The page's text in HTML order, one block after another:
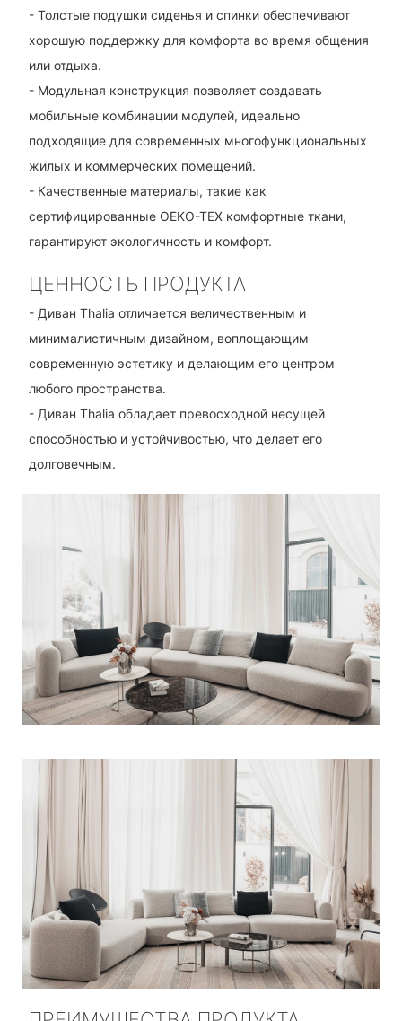
- Толстые подушки сиденья и спинки обеспечивают
хорошую поддержку для комфорта во время общения
или отдыха.
- Модульная конструкция позволяет создавать
мобильные комбинации модулей, идеально
подходящие для современных многофункциональных
жилых и коммерческих помещений.
- Качественные материалы, такие как
сертифицированные OEKO-TEX комфортные ткани,
гарантируют экологичность и комфорт.
ЦЕННОСТЬ ПРОДУКТА
- Диван Thalia отличается величественным и
минималистичным дизайном, воплощающим
современную эстетику и делающим его центром
любого пространства.
- Диван Thalia обладает превосходной несущей
способностью и устойчивостью, что делает его
долговечным.